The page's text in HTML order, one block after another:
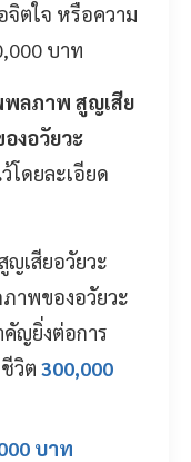
จิตใจ หรือความ
บาท
ลภาพ สูญเสีย
งอวัยวะ
โดยละเอียด
เสียอวัยวะ
าพของอวัยวะ
ญยิ่งต่อการ
วิต 300,000
บาท